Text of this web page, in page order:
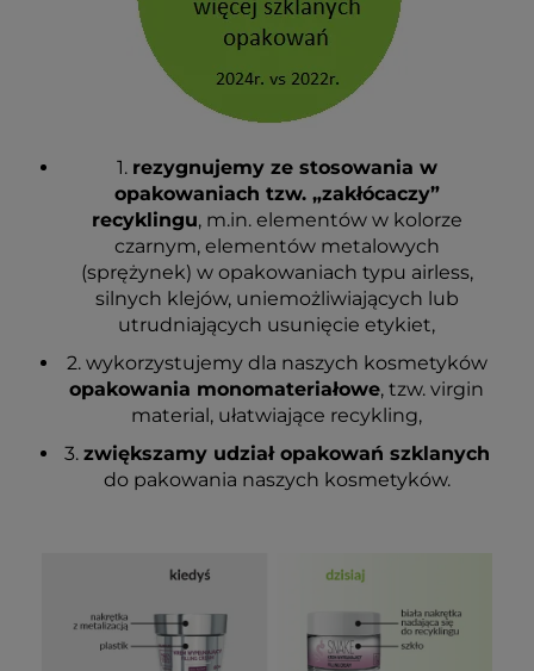
1. rezygnujemy ze stosowania w
opakowaniach tzw. „zakłócaczy”
recyklingu, m.in. elementów w kolorze
czarnym, elementów metalowych
(sprężynek) w opakowaniach typu airless,
silnych klejów, uniemożliwiających lub
utrudniających usunięcie etykiet,
2. wykorzystujemy dla naszych kosmetyków
opakowania monomateriałowe, tzw. virgin
material, ułatwiające recykling,
3. zwiększamy udział opakowań szklanych
do pakowania naszych kosmetyków.